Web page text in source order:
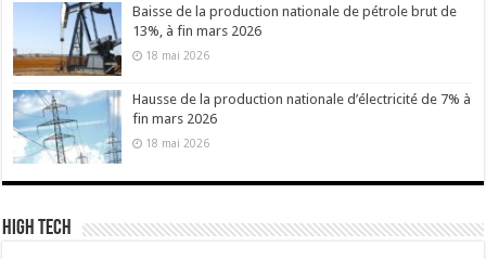
Baisse de la production nationale de pétrole brut de
13%, à fin mars 2026
18 mai 2026
Hausse de la production nationale d’électricité de 7% à
fin mars 2026
18 mai 2026
High Tech